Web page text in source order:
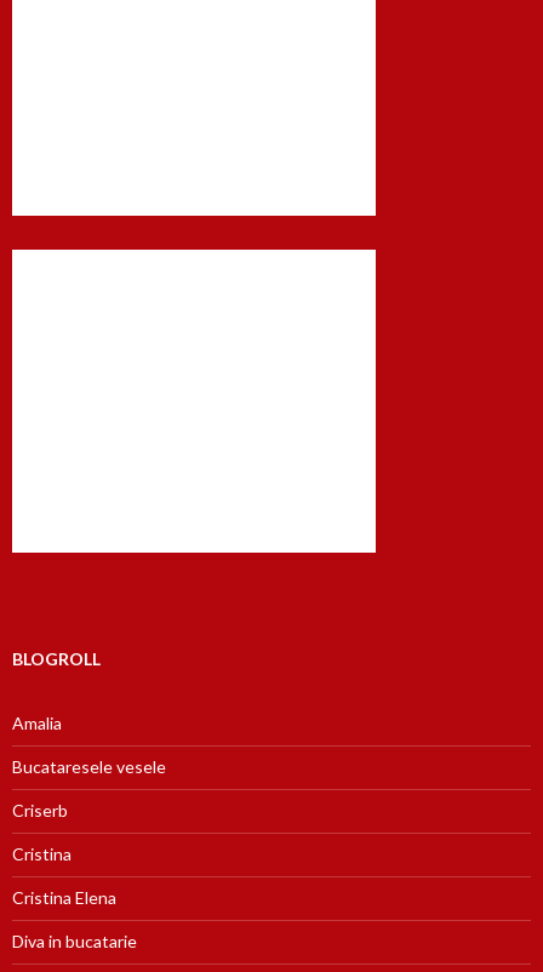
BLOGROLL
Amalia
Bucataresele vesele
Criserb
Cristina
Cristina Elena
Diva in bucatarie